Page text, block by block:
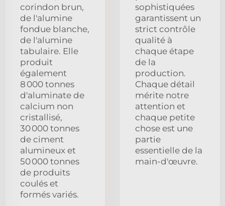
corindon brun,
de l'alumine
fondue blanche,
de l'alumine
tabulaire. Elle
produit
également
8 000 tonnes
d'aluminate de
calcium non
cristallisé,
30 000 tonnes
de ciment
alumineux et
50 000 tonnes
de produits
coulés et
formés variés.
sophistiquées
garantissent un
strict contrôle
qualité à
chaque étape
de la
production.
Chaque détail
mérite notre
attention et
chaque petite
chose est une
partie
essentielle de la
main-d'œuvre.